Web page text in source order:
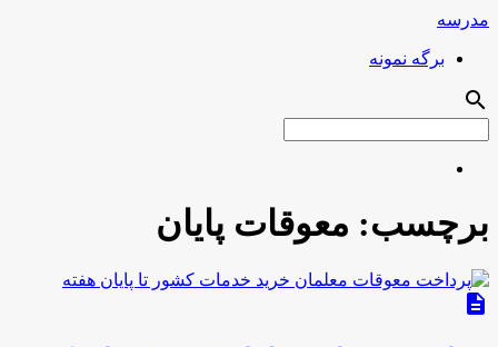
مدرسه
برگه نمونه
search
برچسب: معوقات پایان
description